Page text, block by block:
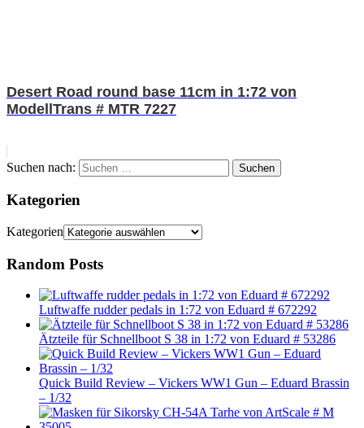
Desert Road round base 11cm in 1:72 von
ModellTrans # MTR 7227
Suchen nach: Suchen
Kategorien
Kategorien
Random Posts
Luftwaffe rudder pedals in 1:72 von Eduard # 672292
Ätzteile für Schnellboot S 38 in 1:72 von Eduard # 53286
Quick Build Review – Vickers WW1 Gun – Eduard Brassin
– 1/32